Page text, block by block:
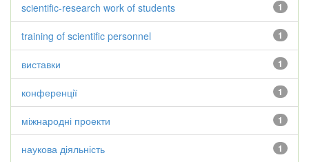
1
scientific-research work of students
1
training of scientific personnel
1
виставки
1
конференції
1
міжнародні проекти
1
наукова діяльність